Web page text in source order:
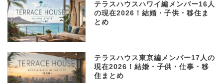
テラスハウスハワイ編メンバー16人
の現在2026！結婚・子供・移住ま
とめ
テラスハウス東京編メンバー17人の
現在2026！結婚・子供・仕事・移
住まとめ